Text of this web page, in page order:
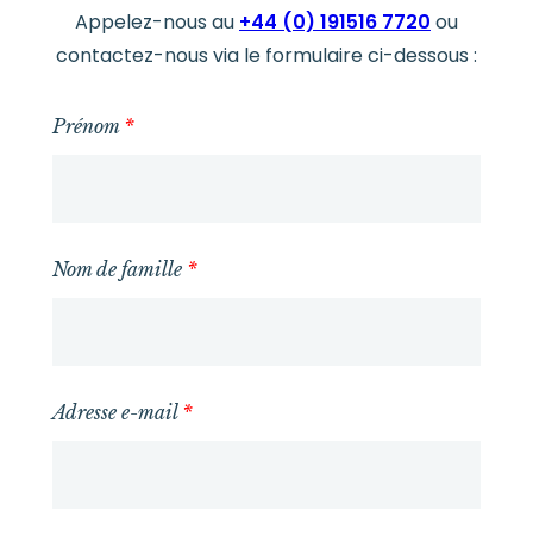
Appelez-nous au +44 (0) 191516 7720 ou
contactez-nous via le formulaire ci-dessous :
Prénom *
Nom de famille *
Adresse e-mail *